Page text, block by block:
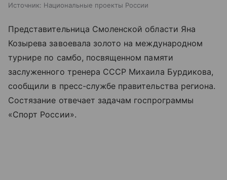
Источник: Национальные проекты России
Представительница Смоленской области Яна
Козырева завоевала золото на международном
турнире по самбо, посвященном памяти
заслуженного тренера СССР Михаила Бурдикова,
сообщили в пресс-службе правительства региона.
Состязание отвечает задачам госпрограммы
«Спорт России».